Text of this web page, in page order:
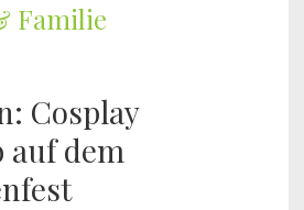
Familie
Cosplay
auf dem